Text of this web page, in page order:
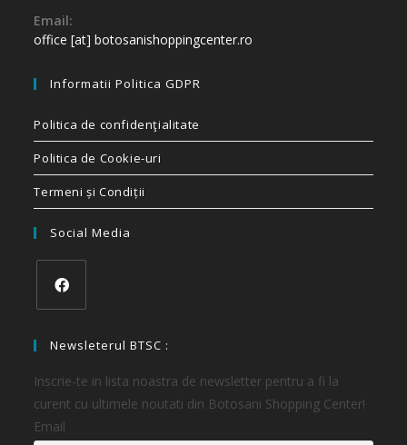
Email:
office [at] botosanishoppingcenter.ro
Informatii Politica GDPR
Politica de confidenţialitate
Politica de Cookie-uri
Termeni și Condiții
Social Media
Newsleterul BTSC :
Inscrie-te in lista noastra de newsletter pentru a fi la
curent cu ultimele noutati din Botosani Shopping Center!
Email